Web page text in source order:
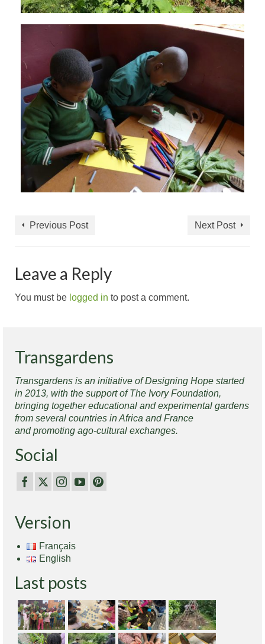
Previous Post Next Post
Leave a Reply
You must be logged in to post a comment.
Transgardens
Transgardens is an initiative of Designing Hope started
in 2013, with the support of The Ivory Foundation,
bringing together educational and experimental gardens
from several countries in Africa and France
and promoting ago-cultural exchanges.
Social
Version
Français
English
Last posts